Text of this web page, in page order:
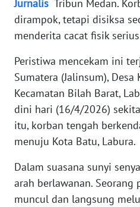
Jurnalis Tribun Medan.
dirampok, tetapi disiksa
menderita cacat fisik
Peristiwa mencekam ini
Sumatera (Jalinsum), Desa
Kecamatan Bilah Barat,
dini hari (16/4/2026)
itu, korban tengah
menuju Kota Batu, Labura.
Dalam suasana sunyi
arah berlawanan.
muncul dan langsung
WN
SERAMBI
JAMBI
WN
SULTRA
NTB